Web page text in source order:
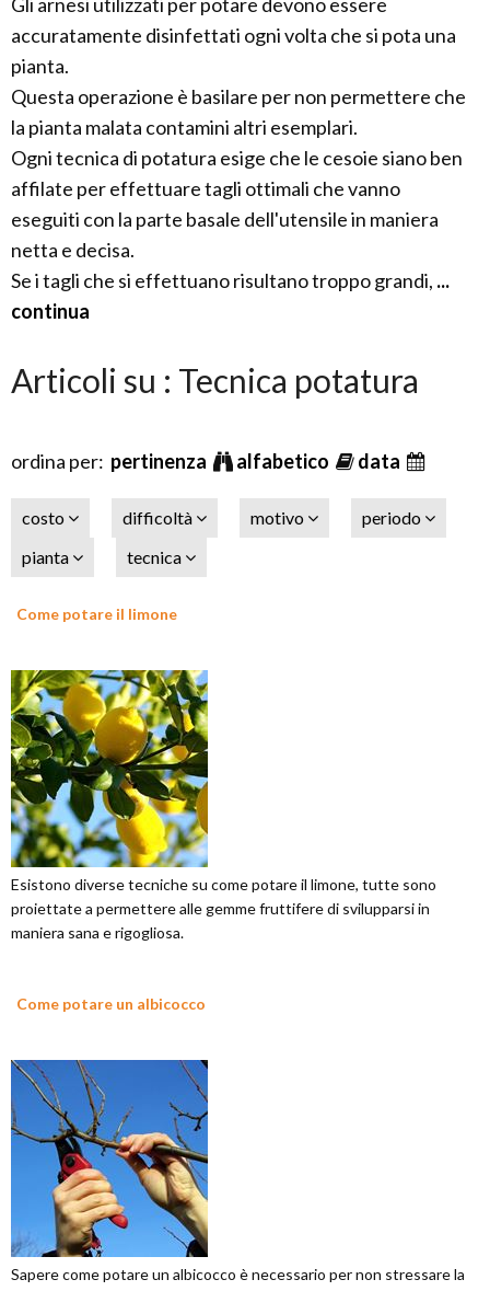
accuratamente disinfettati ogni volta che si pota una
pianta.
Questa operazione è basilare per non permettere che
la pianta malata contamini altri esemplari.
Ogni tecnica di potatura esige che le cesoie siano ben
affilate per effettuare tagli ottimali che vanno
eseguiti con la parte basale dell'utensile in maniera
netta e decisa.
Se i tagli che si effettuano risultano troppo grandi, ...
continua
Articoli su : Tecnica potatura
ordina per: pertinenza alfabetico data
costo difficoltà motivo
periodo
pianta
tecnica
Come potare il limone
Esistono diverse tecniche su come potare il limone, tutte sono
proiettate a permettere alle gemme fruttifere di svilupparsi in
maniera sana e rigogliosa.
Come potare un albicocco
Sapere come potare un albicocco è necessario per non stressare la